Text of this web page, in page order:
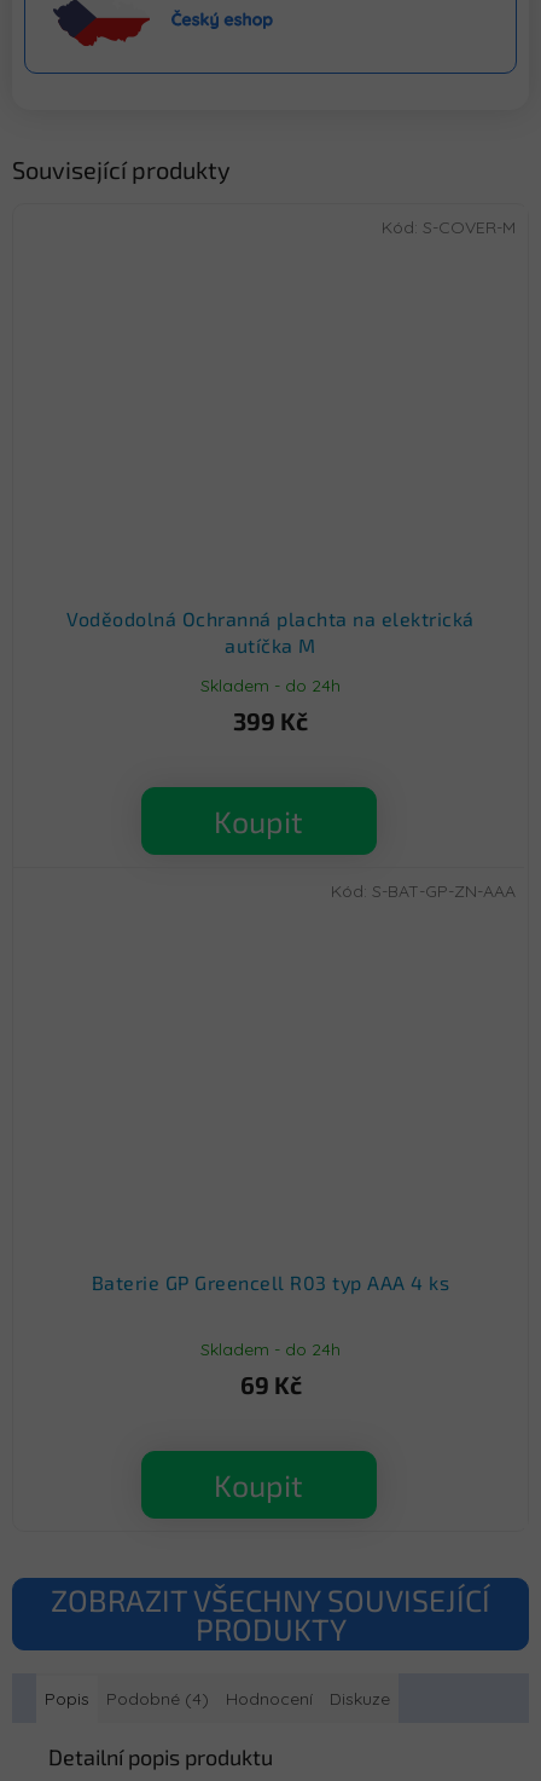
Související produkty
Voděodolná Ochranná plachta na elektrická
autíčka M
Skladem - do 24h
399 Kč
Koupit
Kód: S-COVER-M
Baterie GP Greencell R03 typ AAA 4 ks
Skladem - do 24h
69 Kč
Koupit
Kód: S-BAT-GP-ZN-AAA
ZOBRAZIT VŠECHNY SOUVISEJÍCÍ
PRODUKTY
Popis Podobné (4) Hodnocení Diskuze
Detailní popis produktu